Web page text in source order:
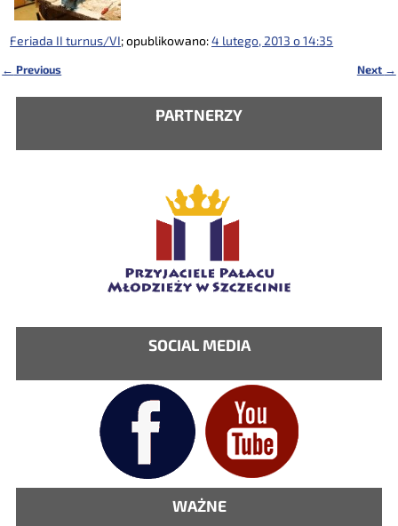
Feriada II turnus/VI; opublikowano:4 lutego, 2013 o 14:35
← Previous Next →
PARTNERZY
SOCIAL MEDIA
WAŻNE